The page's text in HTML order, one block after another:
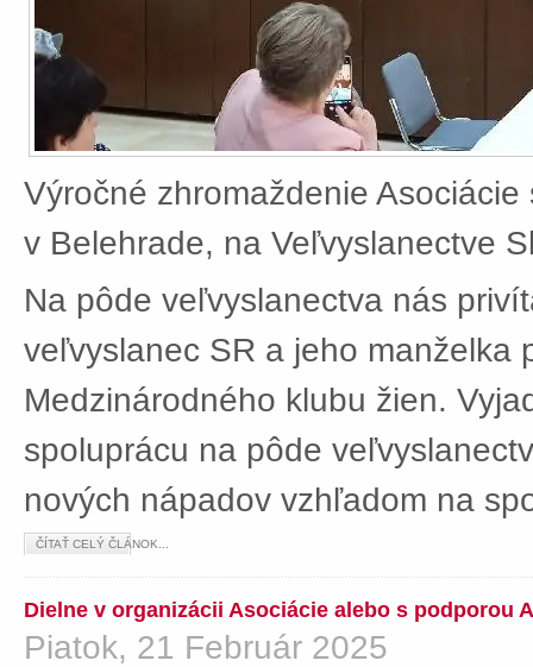
Výročné zhromaždenie
v Belehrade, na Veľvyslanectve
Na pôde veľvyslanectva nás
veľvyslanec SR a jeho manželka
Medzinárodného klubu žien.
spoluprácu na pôde
nových nápadov vzhľadom na
ČÍTAŤ CELÝ ČLÁNOK...
Dielne v organizácii Asociácie alebo s podporou
Piatok, 21 Február 2025